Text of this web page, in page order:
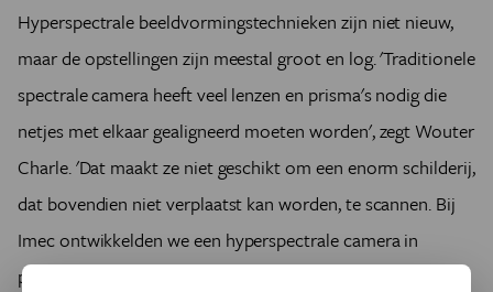
Hyperspectrale beeldvormingstechnieken zijn niet nieuw,
maar de opstellingen zijn meestal groot en log. 'Traditionele
spectrale camera heeft veel lenzen en prisma's nodig die
netjes met elkaar gealigneerd moeten worden', zegt Wouter
Charle. 'Dat maakt ze niet geschikt om een enorm schilderij,
dat bovendien niet verplaatst kan worden, te scannen. Bij
Imec ontwikkelden we een hyperspectrale camera in
pocketformaat die je wel kan verplaatsen en aanpassen aan